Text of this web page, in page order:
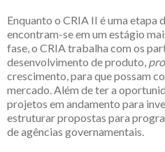
Enquanto o CRIA II é uma etapa
encontram-se em um estágio
fase, o CRIA trabalha com os
desenvolvimento de produto,
crescimento, para que possam
mercado. Além de ter a
projetos em andamento para
estruturar propostas para
de agências governamentais.